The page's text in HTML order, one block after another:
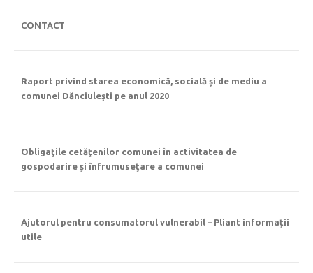
CONTACT
Raport privind starea economică, socială și de mediu a
comunei Dănciulești pe anul 2020
Obligaţile cetăţenilor comunei în activitatea de
gospodarire şi înfrumuseţare a comunei
Ajutorul pentru consumatorul vulnerabil – Pliant informații
utile